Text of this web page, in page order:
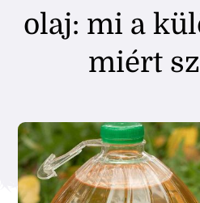
olaj: mi a
miért